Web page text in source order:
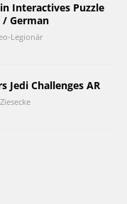
Interactives Puzzle
/ German
Legionär
Jedi Challenges AR